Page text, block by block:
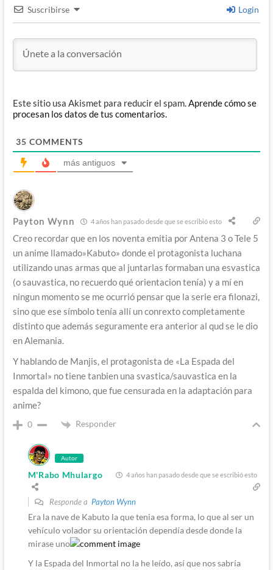
Suscribirse Login
Este sitio usa Akismet para reducir el spam.Aprende cómo se
procesan los datos de tus comentarios.
35 COMMENTS
más antiguos
Payton Wynn 4 años han pasado desde que se escribió esto
Creo recordar que en los noventa emitia por Antena 3 o Tele 5
un anime llamado»Kabuto» donde el protagonista luchana
utilizando unas armas que al juntarlas formaban una esvastica
(o sauvastica, no recuerdo qué orientacion tenía) y a mí en
ningun momento se me ocurrió pensar que la serie era filonazi,
sino que ese símbolo tenía allí un conrexto completamente
distinto que además seguramente era anterior al qud se le dio
en Alemania.
Y hablando de Manjis, el protagonista de «La Espada del
Inmortal» no tiene tanbien una svastica/sauvastica en la
espalda del kimono, que fue censurada en la adaptación para
anime?
0 Responder
Autor
M'Rabo Mhulargo 4 años han pasado desde que se escribió esto
Responde a Payton Wynn
Era la nave de Kabuto la que tenia esa forma, lo que al ser un
vehículo volador su orientación dependía desde donde la
mirase uno
Y la Espada del Inmortal no la he leído, así que nos sabría